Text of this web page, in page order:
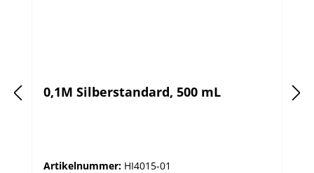
0,1M Silberstandard, 500 mL
Artikelnummer: HI4015-01